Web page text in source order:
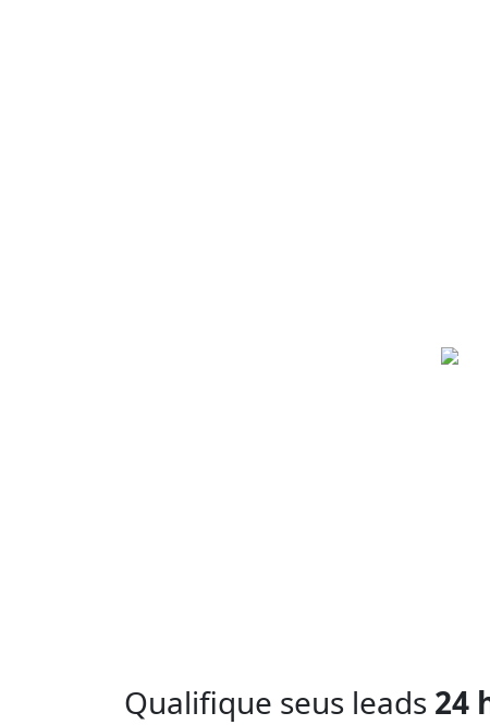
Qualifique seus leads 24